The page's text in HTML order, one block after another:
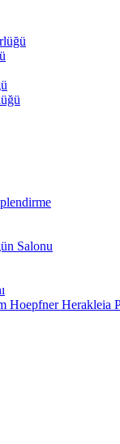
Salonu
Hoepfner Herakleia